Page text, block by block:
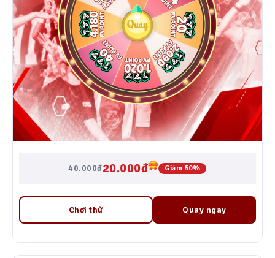
40.000đ20.000đ Giảm 50%
Chơi thử Quay ngay